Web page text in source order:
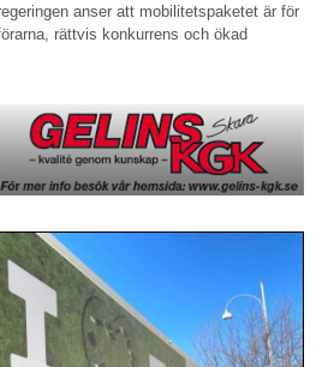
anser att mobilitetspaketet är för
rättvis konkurrens och ökad